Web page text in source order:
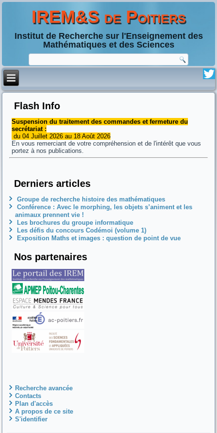
IREM&S de Poitiers
Institut de Recherche sur l'Enseignement des
Mathématiques et des Sciences
Flash Info
Suspension du traitement des commandes et fermeture du
secrétariat :
du 04 Juillet 2026 au 18 Août 2026
En vous remerciant de votre compréhension et de l'intérêt que vous
portez à nos publications.
Derniers articles
Groupe de recherche histoire des mathématiques
Conférence : Avec le morphing, les objets s’animent et les
animaux prennent vie !
Les brochures du groupe informatique
Les défis du concours Codémoi (volume 1)
Exposition Maths et images : question de point de vue
Nos partenaires
Recherche avancée
Contacts
Plan d'accès
A propos de ce site
S'identifier